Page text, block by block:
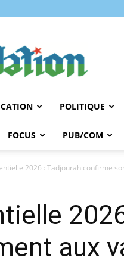
NATION
POLITIQUE
FOCUS PUB/COM
2026 : Tadjourah confirme
aux